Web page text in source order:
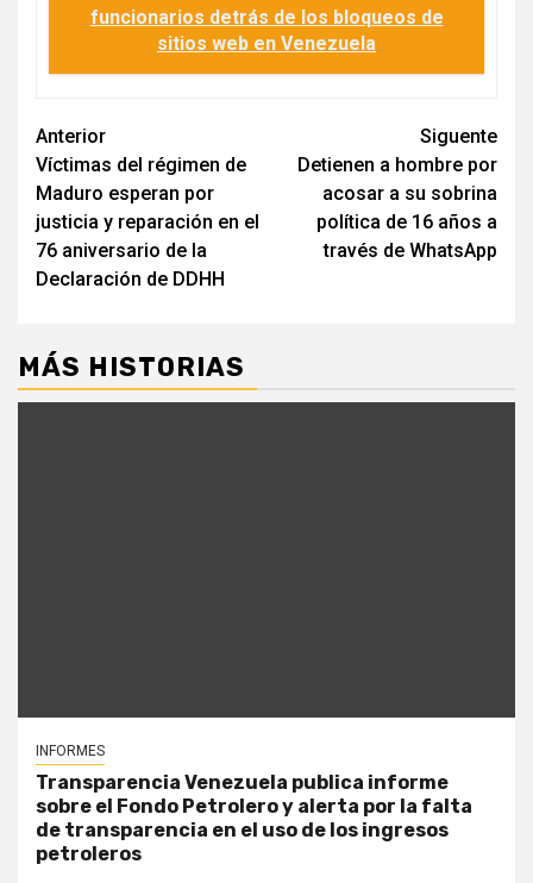
funcionarios detrás de los bloqueos de
sitios web en Venezuela
Navegación
de
entradas
Anterior
Víctimas del régimen de
Maduro esperan por
justicia y reparación en el
76 aniversario de la
Declaración de DDHH
Siguente
Detienen a hombre por
acosar a su sobrina
política de 16 años a
través de WhatsApp
MÁS HISTORIAS
INFORMES
Transparencia Venezuela publica informe
sobre el Fondo Petrolero y alerta por la falta
de transparencia en el uso de los ingresos
petroleros